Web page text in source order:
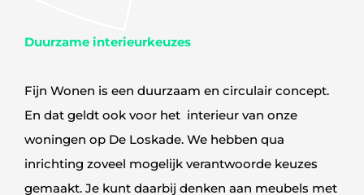
Duurzame interieurkeuzes
Fijn Wonen is een duurzaam en circulair concept.
En dat geldt ook voor het interieur van onze
woningen op De Loskade. We hebben qua
inrichting zoveel mogelijk verantwoorde keuzes
gemaakt. Je kunt daarbij denken aan meubels met